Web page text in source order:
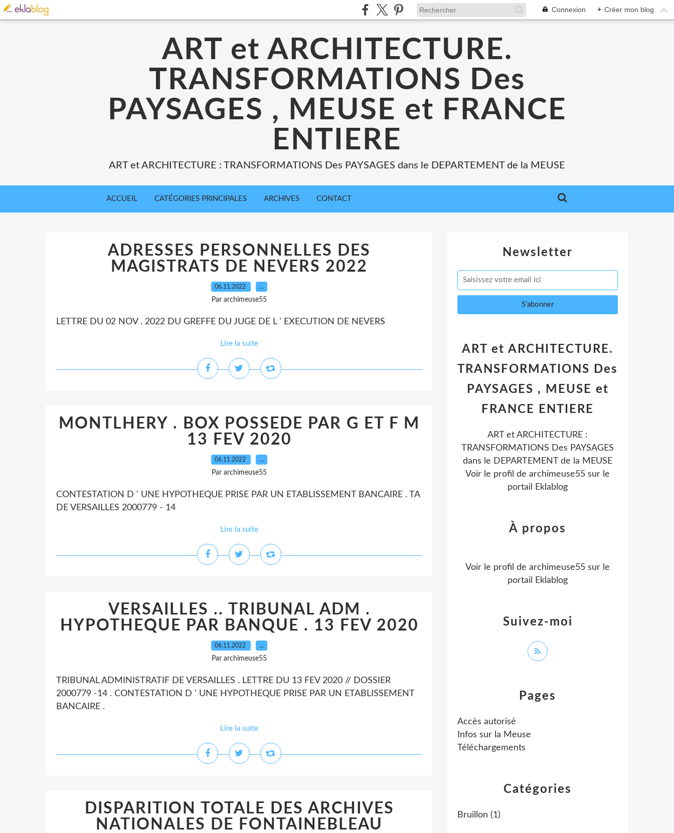
Connexion + Créer mon blog
ART et ARCHITECTURE.
TRANSFORMATIONS Des
PAYSAGES , MEUSE et FRANCE
ENTIERE
ART et ARCHITECTURE : TRANSFORMATIONS Des PAYSAGES dans le DEPARTEMENT de la MEUSE
ACCUEIL CATÉGORIES PRINCIPALES ARCHIVES CONTACT
ADRESSES PERSONNELLES DES
MAGISTRATS DE NEVERS 2022
06.11.2022 …
Par archimeuse55
LETTRE DU 02 NOV . 2022 DU GREFFE DU JUGE DE L ' EXECUTION DE NEVERS
Lire la suite
MONTLHERY . BOX POSSEDE PAR G ET F M
13 FEV 2020
06.11.2022 …
Par archimeuse55
CONTESTATION D ' UNE HYPOTHEQUE PRISE PAR UN ETABLISSEMENT BANCAIRE . TA
DE VERSAILLES 2000779 - 14
Lire la suite
VERSAILLES .. TRIBUNAL ADM .
HYPOTHEQUE PAR BANQUE . 13 FEV 2020
06.11.2022 …
Par archimeuse55
TRIBUNAL ADMINISTRATIF DE VERSAILLES . LETTRE DU 13 FEV 2020 // DOSSIER
2000779 -14 . CONTESTATION D ' UNE HYPOTHEQUE PRISE PAR UN ETABLISSEMENT
BANCAIRE .
Lire la suite
DISPARITION TOTALE DES ARCHIVES
NATIONALES DE FONTAINEBLEAU
Newsletter
Catégories
Bruillon (1)
Pages
Accès autorisé
Infos sur la Meuse
Téléchargements
ART et ARCHITECTURE.
TRANSFORMATIONS Des
PAYSAGES , MEUSE et
FRANCE ENTIERE
ART et ARCHITECTURE :
TRANSFORMATIONS Des PAYSAGES
dans le DEPARTEMENT de la MEUSE
Voir le profil de archimeuse55 sur le
portail Eklablog
Suivez-moi
À propos
Voir le profil de archimeuse55 sur le
portail Eklablog